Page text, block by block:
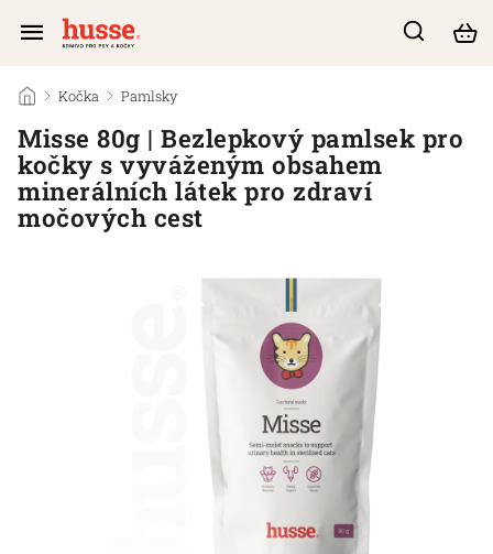
/ Kočka / Pamlsky
Misse 80g | Bezlepkový pamlsek pro
kočky s vyváženým obsahem
minerálních látek pro zdraví
močových cest